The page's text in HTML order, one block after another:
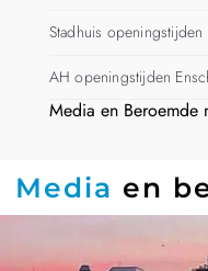
Stadhuis openingstijden
AH openingstijden
Media en Beroemde
Media en